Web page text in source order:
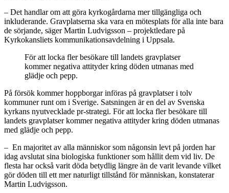
– Det handlar om att göra kyrkogårdarna mer tillgängliga och
inkluderande. Gravplatserna ska vara en mötesplats för alla inte bara
de sörjande, säger Martin Ludvigsson – projektledare på
Kyrkokansliets kommunikationsavdelning i Uppsala.
För att locka fler besökare till landets gravplatser
kommer negativa attityder kring döden utmanas med
glädje och pepp.
På försök kommer hoppborgar införas på gravplatser i tolv
kommuner runt om i Sverige. Satsningen är en del av Svenska
kyrkans nyutvecklade pr-strategi. För att locka fler besökare till
landets gravplatser kommer negativa attityder kring döden utmanas
med glädje och pepp.
– En majoritet av alla människor som någonsin levt på jorden har
idag avslutat sina biologiska funktioner som hållit dem vid liv. De
flesta har också varit döda betydlig längre än de varit levande vilket
gör döden till ett mer naturligt tillstånd för människan, konstaterar
Martin Ludvigsson.